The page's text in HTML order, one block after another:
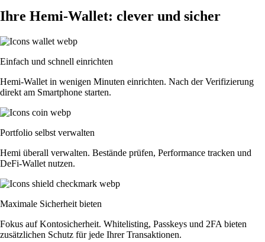
Ihre Hemi-Wallet: clever und sicher
Einfach und schnell einrichten
Hemi-Wallet in wenigen Minuten einrichten. Nach der Verifizierung
direkt am Smartphone starten.
Portfolio selbst verwalten
Hemi überall verwalten. Bestände prüfen, Performance tracken und
DeFi-Wallet nutzen.
Maximale Sicherheit bieten
Fokus auf Kontosicherheit. Whitelisting, Passkeys und 2FA bieten
zusätzlichen Schutz für jede Ihrer Transaktionen.